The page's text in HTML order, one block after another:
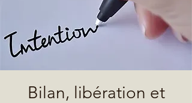
Bilan, libération et